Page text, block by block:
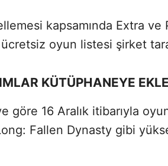
kapsamında Extra
oyun listesi şirket
KÜTÜPHANEYE
göre 16 Aralık itibarıyla
Fallen Dynasty gibi